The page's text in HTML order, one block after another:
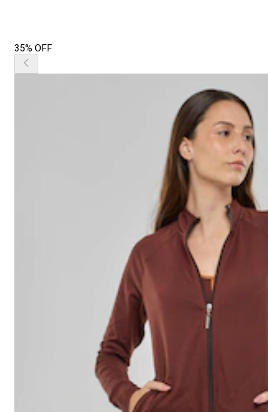
35% OFF